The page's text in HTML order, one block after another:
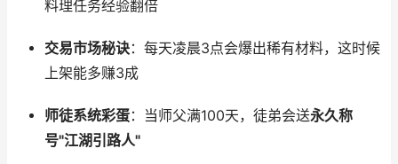
料理任务经验翻倍
交易市场秘诀：每天凌晨3点会爆出稀有材料，这时候
上架能多赚3成
师徒系统彩蛋：当师父满100天，徒弟会送永久称
号"江湖引路人"